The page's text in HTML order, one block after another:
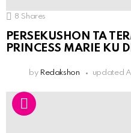
8 Shares
PERSEKUSHON TA
PRINCESS MARIE KU
by Redakshon updated